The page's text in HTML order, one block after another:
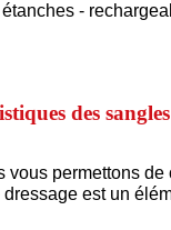
-
des
permettons
est un